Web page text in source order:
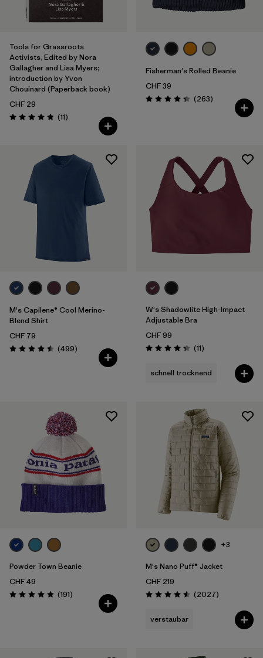
Tools for Grassroots
Activists, Edited by Nora
Gallagher and Lisa Myers;
introduction by Yvon
Chouinard (Paperback book)
CHF 29
Bewertung: 4.8 / 5
(11Rezensionen
)
Fisherman's Rolled Beanie
CHF 39
Bewertung: 4.3 / 5
(263Rezensionen
)
M's Capilene® Cool Merino-
Blend Shirt
CHF 79
Bewertung: 4.5 / 5
(499Rezensionen
)
W's Shadowlite High-Impact
Adjustable Bra
CHF 99
Bewertung: 4.4 / 5
(11Rezensionen
)
schnell trocknend
Powder Town Beanie
CHF 49
Bewertung: 4.9 / 5
(191Rezensionen
)
+3
M's Nano Puff® Jacket
CHF 219
Bewertung: 4.6 / 5
(2027Rezensionen
)
verstaubar